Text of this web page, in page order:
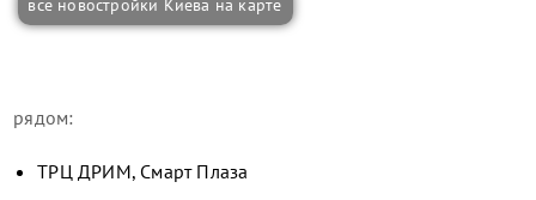
все новостройки Киева на карте
рядом:
ТРЦ ДРИМ, Смарт Плаза